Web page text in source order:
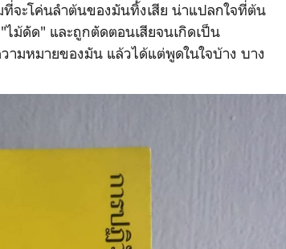
จะโค่นลำต้นของมันทิ้งเสีย น่าแปลกใจที่ต้น
ม้ดัด" และถูกตัดตอนเสียจนเกิดเป็น
มหมายของมัน แล้วได้แต่พูดในใจบ้าง บาง